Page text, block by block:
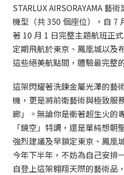
STARLUX AIRSORAYAMA 藝
機型（共 350 個座位），自 7
著 10 月 1 日完整主題航班正
定期飛航於東京、鳳凰城以及
這些絕美航點間，體驗最完整
這架閃耀著洗鍊金屬光澤的藝
機，更是將前衛藝術與極致服
廊」。無論你是衝著超生火的
「鏡空」特調，還是單純想
強烈建議及早鎖定東京、鳳凰
今年下半年，不妨為自己安排
自登上這架翱翔天際的藝術品